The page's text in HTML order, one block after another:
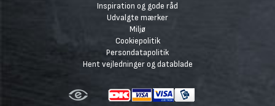
Inspiration og gode råd
Udvalgte mærker
Miljø
Cookiepolitik
Persondatapolitik
Hent vejledninger og datablade